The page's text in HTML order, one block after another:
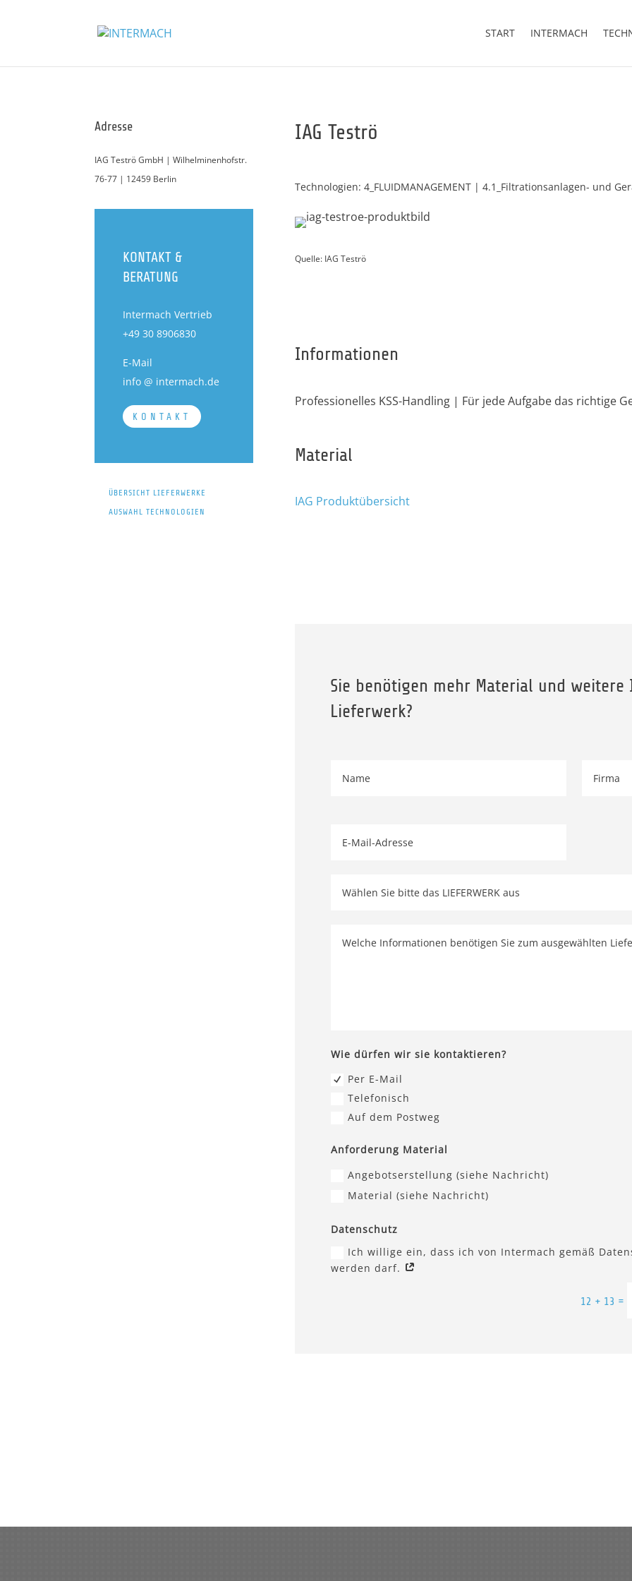
START INTERMACH
Adresse
IAG Teströ GmbH | Wilhelminenhofstr.
76-77 | 12459 Berlin
KONTAKT &
BERATUNG
Intermach Vertrieb
+49 30 8906830
E-Mail
info @ intermach.de
KONTAKT
ÜBERSICHT LIEFERWERKE
AUSWAHL TECHNOLOGIEN
IAG Teströ
Technologien: 4_FLUIDMANAGEMENT | 4.1_Filtrationsanlagen- und
Quelle: IAG Teströ
Informationen
Professionelles KSS-Handling | Für jede Aufgabe das richtige
Material
IAG Produktübersicht
Sie benötigen mehr Material und
Lieferwerk?
Wie dürfen wir sie kontaktieren?
Per E-Mail
Telefonisch
Auf dem Postweg
Anforderung Material
Angebotserstellung (siehe Nachricht)
Material (siehe Nachricht)
Datenschutz
Ich willige ein, dass ich von Intermach gemäß
werden darf.
12 + 13 =